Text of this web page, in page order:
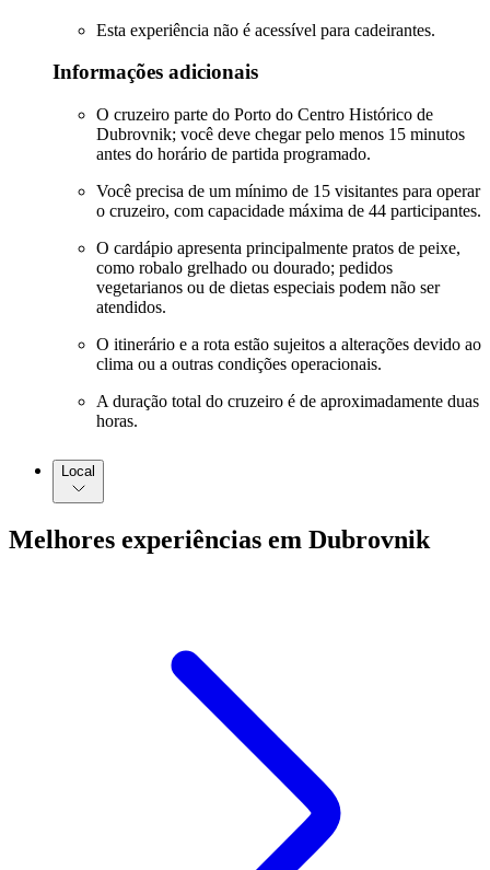
Esta experiência não é acessível para cadeirantes.
Informações adicionais
O cruzeiro parte do Porto do Centro Histórico de
Dubrovnik; você deve chegar pelo menos 15 minutos
antes do horário de partida programado.
Você precisa de um mínimo de 15 visitantes para operar
o cruzeiro, com capacidade máxima de 44 participantes.
O cardápio apresenta principalmente pratos de peixe,
como robalo grelhado ou dourado; pedidos
vegetarianos ou de dietas especiais podem não ser
atendidos.
O itinerário e a rota estão sujeitos a alterações devido ao
clima ou a outras condições operacionais.
A duração total do cruzeiro é de aproximadamente duas
horas.
Local
Melhores experiências em Dubrovnik